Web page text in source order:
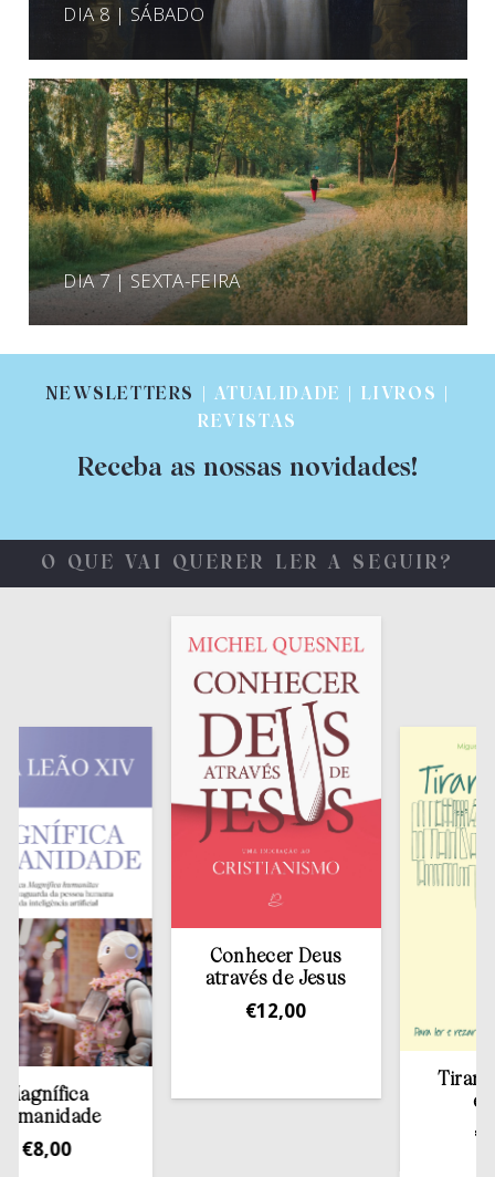
DIA 8 | SÁBADO
DIA 7 | SEXTA-FEIRA
NEWSLETTERS
| ATUALIDADE | LIVROS |
REVISTAS
Receba as nossas novidades!
O QUE VAI QUERER LER A SEGUIR?
Conhecer Deus
através de Jesus
12,00
Tirar a
estante
13,50